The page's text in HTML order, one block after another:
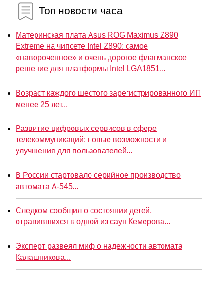
Топ новости часа
Материнская плата Asus ROG Maximus Z890
Extreme на чипсете Intel Z890: самое
«навороченное» и очень дорогое флагманское
решение для платформы Intel LGA1851...
Возраст каждого шестого зарегистрированного ИП
менее 25 лет...
Развитие цифровых сервисов в сфере
телекоммуникаций: новые возможности и
улучшения для пользователей...
В России стартовало серийное производство
автомата А-545...
Следком сообщил о состоянии детей,
отравившихся в одной из саун Кемерова...
Эксперт развеял миф о надежности автомата
Калашникова...